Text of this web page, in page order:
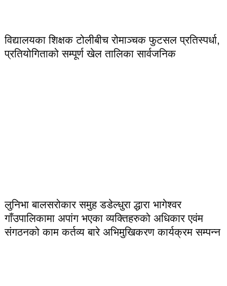
विद्यालयका शिक्षक टोलीबीच रोमाञ्चक फुटसल प्रतिस्पर्धा,
प्रतियोगिताको सम्पूर्ण खेल तालिका सार्वजनिक
लुनिभा बालसरोकार समुह डडेल्धुरा द्धारा भागेश्वर
गाँउपालिकामा अपांग भएका व्यक्तिहरुको अधिकार एवंम
संगठनको काम कर्तव्य बारे अभिमुखिकरण कार्यक्रम सम्पन्न